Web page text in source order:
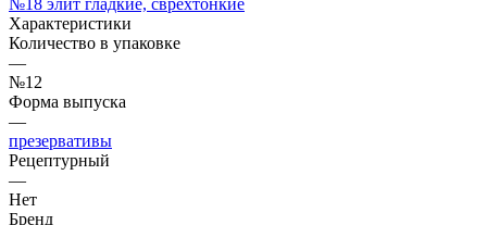
Характеристики
Количество в упаковке
—
№12
Форма выпуска
—
презервативы
Рецептурный
—
Нет
Бренд